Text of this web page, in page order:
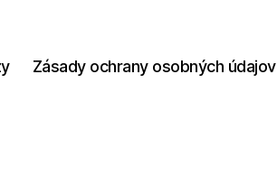
Zásady ochrany osobných údajov